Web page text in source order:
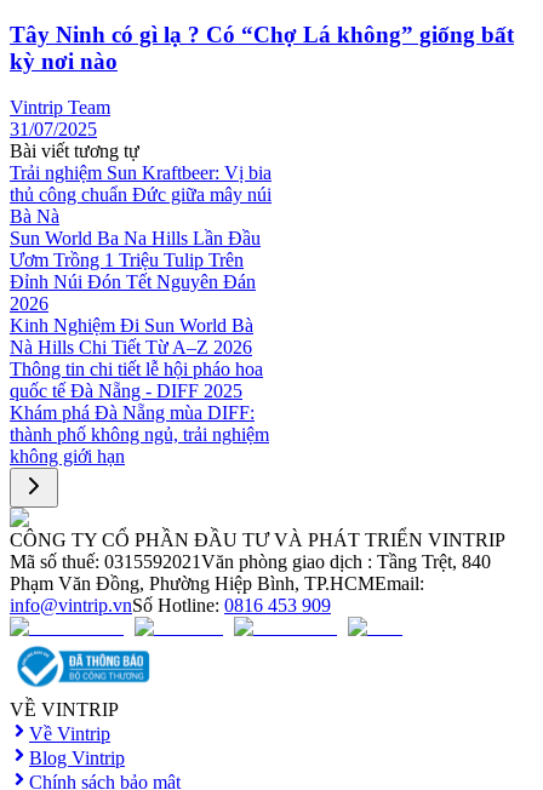
Tây Ninh có gì lạ ? Có “Chợ Lá không” giống bất
kỳ nơi nào
Vintrip Team
31/07/2025
Bài viết tương tự
Trải nghiệm Sun Kraftbeer: Vị bia
thủ công chuẩn Đức giữa mây núi
Bà Nà
Sun World Ba Na Hills Lần Đầu
Ươm Trồng 1 Triệu Tulip Trên
Đỉnh Núi Đón Tết Nguyên Đán
2026
Kinh Nghiệm Đi Sun World Bà
Nà Hills Chi Tiết Từ A–Z 2026
Thông tin chi tiết lễ hội pháo hoa
quốc tế Đà Nẵng - DIFF 2025
Khám phá Đà Nẵng mùa DIFF:
thành phố không ngủ, trải nghiệm
không giới hạn
CÔNG TY CỔ PHẦN ĐẦU TƯ VÀ PHÁT TRIỂN VINTRIP
Mã số thuế: 0315592021Văn phòng giao dịch : Tầng Trệt, 840
Phạm Văn Đồng, Phường Hiệp Bình, TP.HCMEmail:
info@vintrip.vnSố Hotline: 0816 453 909
VỀ VINTRIP
Về Vintrip
Blog Vintrip
Chính sách bảo mật